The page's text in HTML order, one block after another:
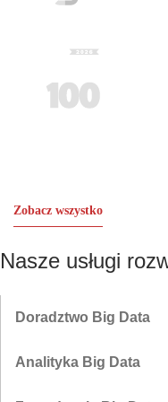
Zobacz wszystko
Nasze usługi
Doradztwo Big Data
Oceń cele, procesy i luki
Analityka Big Data